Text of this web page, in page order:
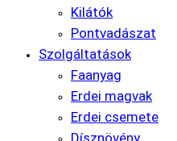
Kilátók
Pontvadászat
Szolgáltatások
Faanyag
Erdei magvak
Erdei csemete
Dísznövény